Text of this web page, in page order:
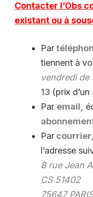
Contacter l’Obs
existant ou à
Par
tiennent à
vendredi de
13 (prix
Par email,
Par courrier
l’adresse
8 rue Jean
CS 51402
75647